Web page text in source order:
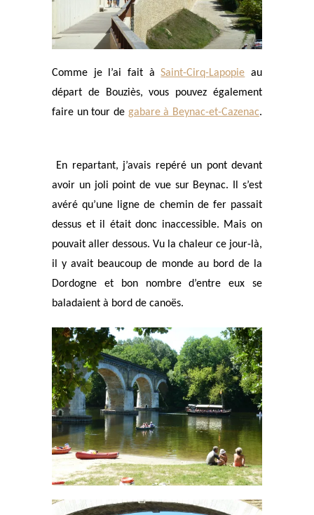
Comme je l’ai fait àSaint-Cirq-Lapopie au
départ de Bouziès, vous pouvez également
faire un tour de gabare à Beynac-et-Cazenac.
En repartant, j’avais repéré un pont devant
avoir un joli point de vue sur Beynac. Il s’est
avéré qu’une ligne de chemin de fer passait
dessus et il était donc inaccessible. Mais on
pouvait aller dessous. Vu la chaleur ce jour-là,
il y avait beaucoup de monde au bord de la
Dordogne et bon nombre d’entre eux se
baladaient à bord de canoës.